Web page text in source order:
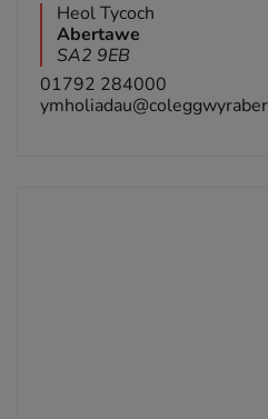
Heol Tycoch
Abertawe
SA2 9EB
01792 284000